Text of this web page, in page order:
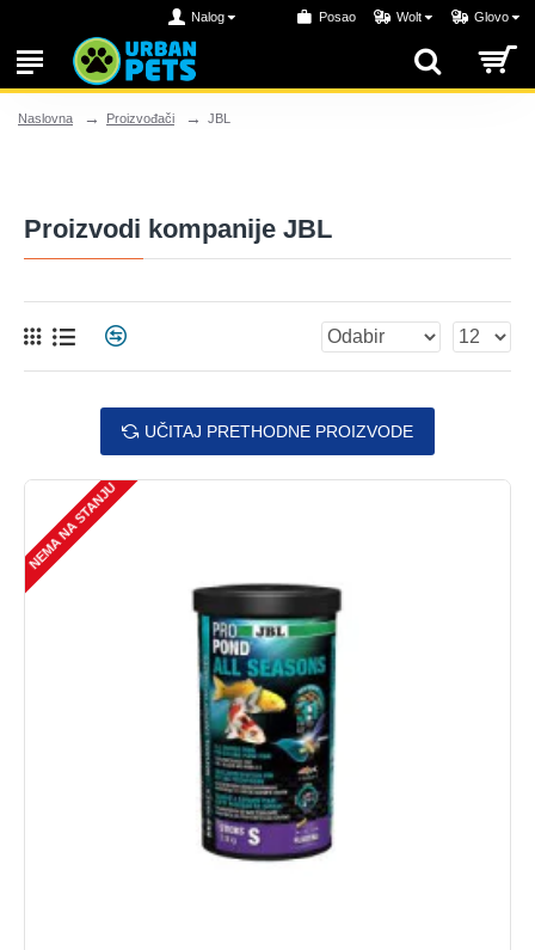
Nalog Posao Wolt Glovo
Naslovna Proizvođači JBL
Proizvodi kompanije JBL
UČITAJ PRETHODNE PROIZVODE
NEMA NA STANJU